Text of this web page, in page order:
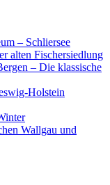
– Schliersee
alten Fischersiedlung
– Die klassische
Holstein
Wallgau und